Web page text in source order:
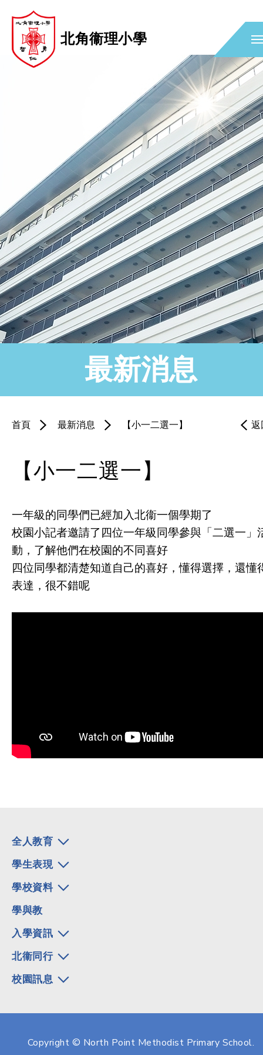
北角衞理小學
最新消息
返
首頁 最新消息 【小一二選一】
【小一二選一】
一年級的同學們已經加入北衞一個學期了
校園小記者邀請了四位一年級同學參與「二選一」
動，了解他們在校園的不同喜好
四位同學都清楚知道自己的喜好，懂得選擇，還懂
表達，很不錯呢
全人教育
學生表現
學校資料
學與教
入學資訊
北衞同行
校園訊息
Copyright © North Point Methodist Primary School.